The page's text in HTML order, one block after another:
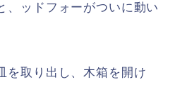
、ッドフォーがついに動い
を取り出し、木箱を開け